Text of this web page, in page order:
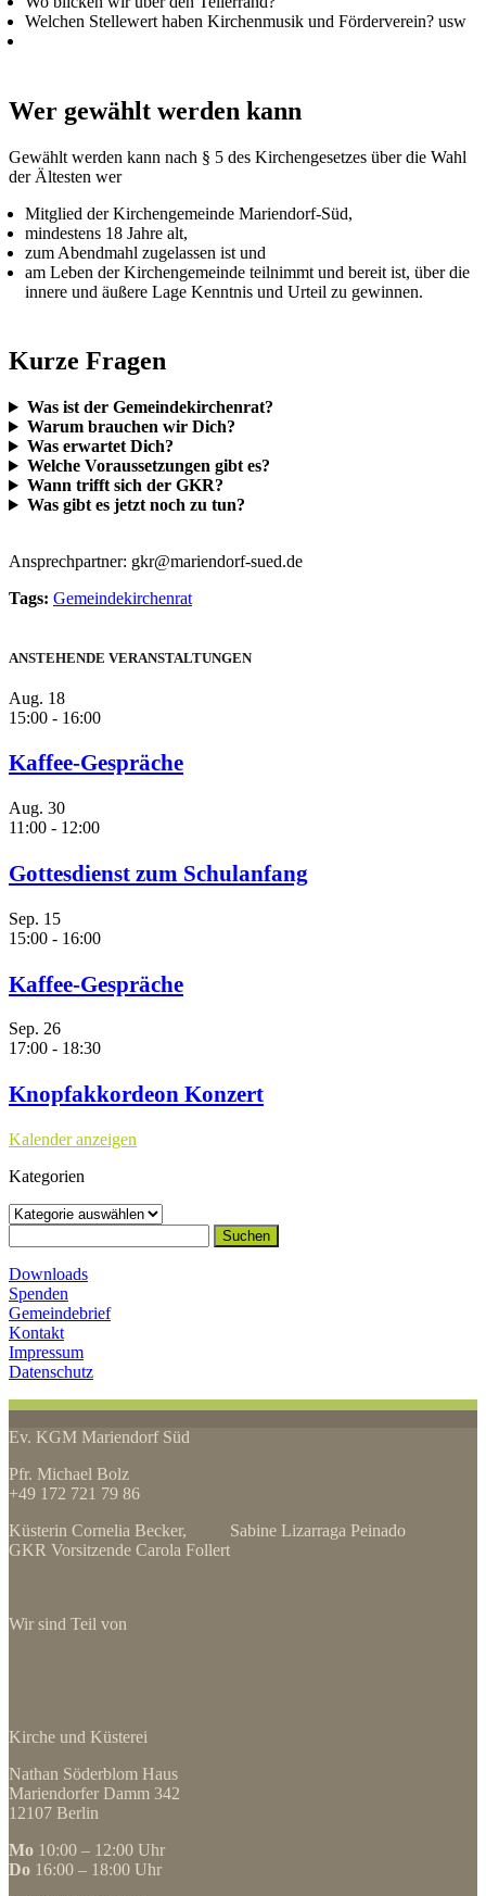
Welchen Stellewert haben Kirchenmusik und Förderverein? usw
Wer gewählt werden kann
Gewählt werden kann nach § 5 des Kirchengesetzes über die Wahl
der Ältesten wer
Mitglied der Kirchengemeinde Mariendorf-Süd,
mindestens 18 Jahre alt,
zum Abendmahl zugelassen ist und
am Leben der Kirchengemeinde teilnimmt und bereit ist, über die
innere und äußere Lage Kenntnis und Urteil zu gewinnen.
Kurze Fragen
Was ist der Gemeindekirchenrat?
Warum brauchen wir Dich?
Was erwartet Dich?
Welche Voraussetzungen gibt es?
Wann trifft sich der GKR?
Was gibt es jetzt noch zu tun?
Ansprechpartner: gkr@mariendorf-sued.de
Tags: Gemeindekirchenrat
ANSTEHENDE VERANSTALTUNGEN
Aug. 18
15:00 - 16:00
Kaffee-Gespräche
Aug. 30
11:00 - 12:00
Gottesdienst zum Schulanfang
Sep. 15
15:00 - 16:00
Kaffee-Gespräche
Sep. 26
17:00 - 18:30
Knopfakkordeon Konzert
Kalender anzeigen
Kategorien
Kategorien
nach:
Downloads
Spenden
Gemeindebrief
Kontakt
Impressum
Datenschutz
Ev. KGM Mariendorf Süd
Pfr. Michael Bolz
+49 172 721 79 86
Küsterin Cornelia Becker, Sabine Lizarraga Peinado
GKR Vorsitzende Carola Follert
Wir sind Teil von
Kirche und Küsterei
Nathan Söderblom Haus
Mariendorfer Damm 342
12107 Berlin
Mo 10:00 – 12:00 Uhr
Do 16:00 – 18:00 Uhr